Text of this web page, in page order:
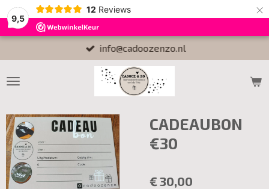
9,5
12 Reviews ×
info@cadoozenzo.nl
CADEAUBON
€30
€ 30,00